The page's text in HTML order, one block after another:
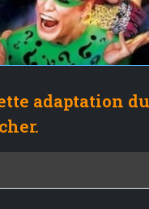
adaptation